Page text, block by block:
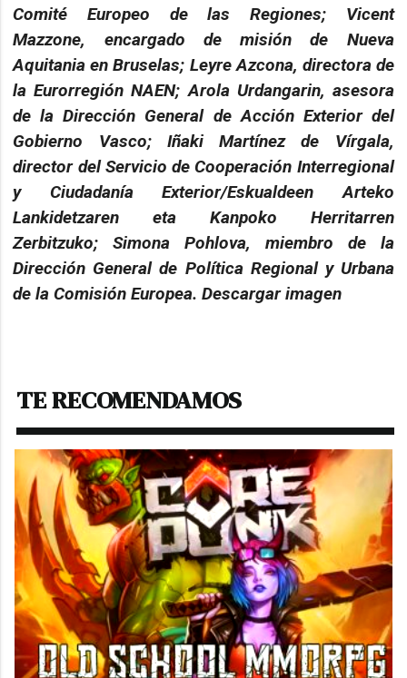
Comité Europeo de las Regiones; Vicent
Mazzone, encargado de misión de Nueva
Aquitania en Bruselas; Leyre Azcona, directora de
la Eurorregión NAEN; Arola Urdangarin, asesora
de la Dirección General de Acción Exterior del
Gobierno Vasco; Iñaki Martínez de Vírgala,
director del Servicio de Cooperación Interregional
y Ciudadanía Exterior/Eskualdeen Arteko
Lankidetzaren eta Kanpoko Herritarren
Zerbitzuko; Simona Pohlova, miembro de la
Dirección General de Política Regional y Urbana
de la Comisión Europea. Descargar imagen
TE RECOMENDAMOS